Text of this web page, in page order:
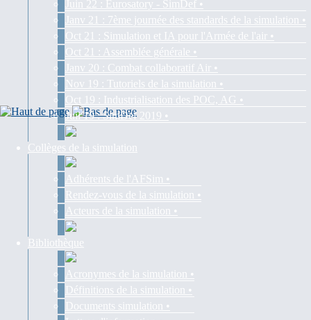
Juin 22 : Eurosatory - SimDef •
Janv 21 : 7ème journée des standards de la simulation •
Oct 21 : Simulation et IA pour l'Armée de l'air •
Oct 21 : Assemblée générale •
Janv 20 : Combat collaboratif Air •
Nov 19 : Tutoriels de la simulation •
Oct 19 : Industrialisation des POC, AG •
Juil 19 : SimDef 2019 •
Collèges de la simulation
Adhérents de l'AFSim •
Rendez-vous de la simulation •
Acteurs de la simulation •
Bibliothèque
Acronymes de la simulation •
Définitions de la simulation •
Documents simulation •